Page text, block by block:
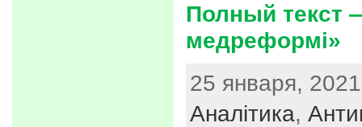
Полный текст
медреформі»
25 января,
Аналітика,